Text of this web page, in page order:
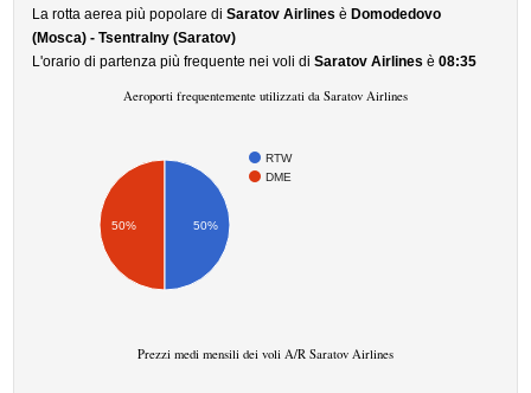
La rotta aerea più popolare diSaratov Airlines è Domodedovo
(Mosca) - Tsentralny (Saratov)
L'orario di partenza più frequente nei voli diSaratov Airlines è08:35
Aeroporti frequentemente utilizzati da Saratov Airlines
RTW
DME
50% 50%
Prezzi medi mensili dei voli A/R Saratov Airlines